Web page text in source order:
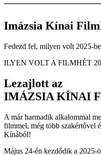
Imázsia Kínai
Fedezd fel, milyen volt 2025-
ILYEN VOLT A FILMHÉT
Lezajlott az
IMÁZSIA KÍNAI
A már harmadik alkalommal
filmmel, még több szakértővel
Kínából!
Május 24-én kezdődik a 2025-